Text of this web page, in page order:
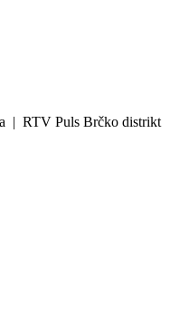
| RTV Puls Brčko distrikt